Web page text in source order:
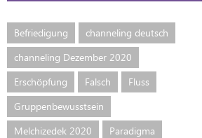
Befriedigung
channeling deutsch
channeling Dezember 2020
Erschöpfung
Falsch
Fluss
Gruppenbewusstsein
Melchizedek 2020
Paradigma